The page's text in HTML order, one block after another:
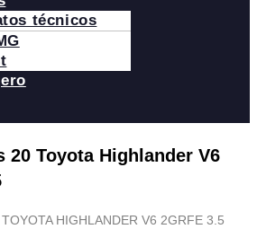
técnicos
20 Toyota Highlander V6
HIGHLANDER V6 2GRFE 3.5